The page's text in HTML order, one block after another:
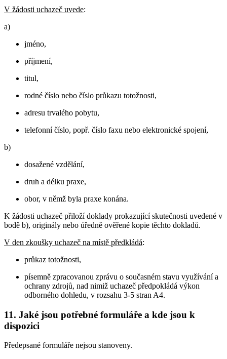
V žádosti uchazeč uvede:
a)
jméno,
příjmení,
titul,
rodné číslo nebo číslo průkazu totožnosti,
adresu trvalého pobytu,
telefonní číslo, popř. číslo faxu nebo elektronické spojení,
b)
dosažené vzdělání,
druh a délku praxe,
obor, v němž byla praxe konána.
K žádosti uchazeč přiloží doklady prokazující skutečnosti uvedené v
bodě b), originály nebo úředně ověřené kopie těchto dokladů.
V den zkoušky uchazeč na místě předkládá:
průkaz totožnosti,
písemně zpracovanou zprávu o současném stavu využívání a
ochrany zdrojů, nad nimiž uchazeč předpokládá výkon
odborného dohledu, v rozsahu 3-5 stran A4.
11. Jaké jsou potřebné formuláře a kde jsou k
dispozici
Předepsané formuláře nejsou stanoveny.